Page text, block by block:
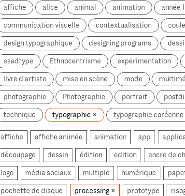
affiche alice animal animation année 1
communication visuelle contextualisation
design typographique designing programs
esadtype Ethnocentrisme expérimentation
livre d'artiste mise en scène mode
photographie Photographie portrait
technique typographie typographie coréenne
affiche affiche animée animation app
découpage dessin édition edition encre de
logo média sociaux multiple numérique
pochette de disque processing prototype